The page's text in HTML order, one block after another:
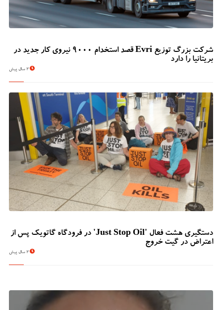
شرکت بزرگ توزیع Evri قصد استخدام ۹۰۰۰ نیروی کار جدید در
بریتانیا را دارد
2 سال پیش
دستگیری هشت فعال 'Just Stop Oil' در فرودگاه گاتویک پس از
اعتراض در گیت خروج
2 سال پیش